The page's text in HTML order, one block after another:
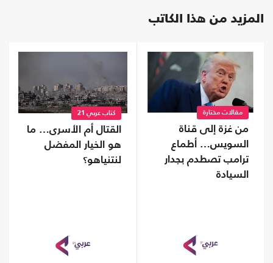
المزيد من هذا الكاتب
مقالات مختارة
من غزة إلى قناة
السويس… أطماع
ترامب تصطدم بجدار
السيادة
كتاب عربي 21
القتال أم الأسرى… ما
هو الخيار المفضل
لنتنياهو؟